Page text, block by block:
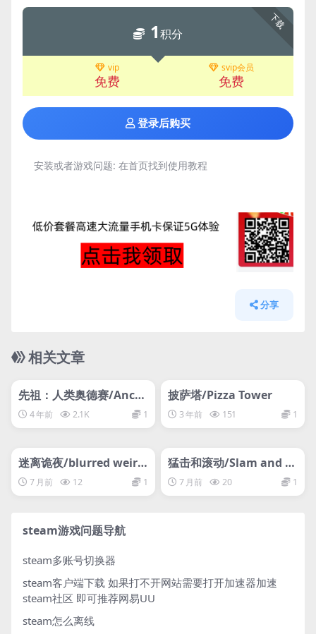
下载
1积分
vip
免费
svip会员
免费
登录后购买
安装或者游戏问题: 在首页找到使用教程
分享
相关文章
网盘下载游戏
先祖：人类奥德赛/Ances
tors: The Humankind
Odyssey
4 年前 2.1K 1
披萨塔/Pizza Tower
3 年前 151 1
网盘下载游戏
迷离诡夜/blurred weird
night
7 月前 12 1
网盘下载游戏
猛击和滚动/Slam and R
oll7 月前 20 1
steam游戏问题导航
steam多账号切换器
steam客户端下载 如果打不开网站需要打开加速器加速
steam社区 即可推荐网易UU
steam怎么离线